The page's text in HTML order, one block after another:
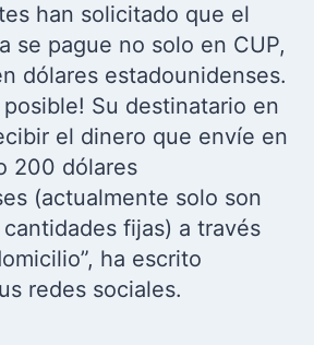
han solicitado que el
se pague no solo en CUP,
dólares estadounidenses.
posible! Su destinatario en
el dinero que envíe en
200 dólares
(actualmente solo son
fijas) a través
ha escrito
redes sociales.